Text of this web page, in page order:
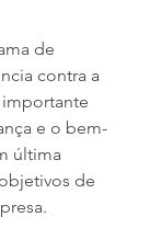
de
contra a
e o bem-
última
de